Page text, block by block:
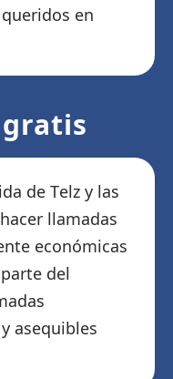
en
de Telz y las
llamadas
económicas
del
asequibles